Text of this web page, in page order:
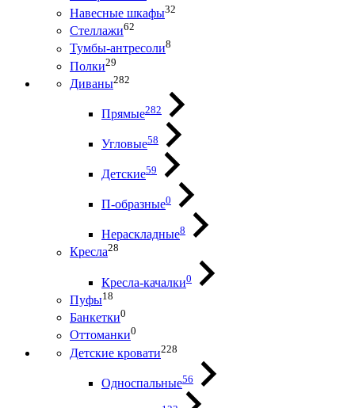
Навесные шкафы32
Стеллажи62
Тумбы-антресоли8
Полки29
Диваны282
Прямые282
Угловые58
Детские59
П-образные0
Нераскладные8
Кресла28
Кресла-качалки0
Пуфы18
Банкетки0
Оттоманки0
Детские кровати228
Односпальные56